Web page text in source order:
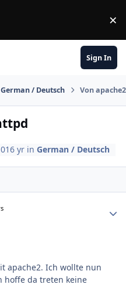
×
Sign In
German / Deutsch Von
16 yr inGerman / Deutsch
apache2. Ich wollte nun
hoffe da treten keine